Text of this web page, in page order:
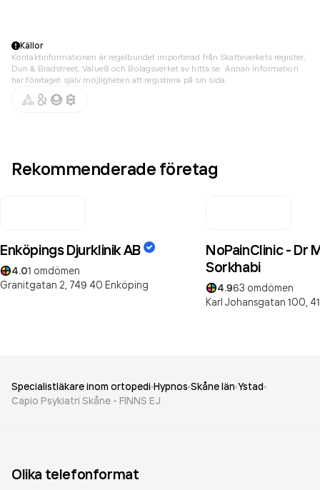
Källor
Kontaktinformationen är regelbundet importerad från Skatteverkets register,
Dun & Bradstreet, Value8 och Bolagsverket av hitta.se. Annan information
har företaget själv möjligheten att registrera på sin sida.
Rekommenderade företag
Enköpings Djurklinik AB
4.01 omdömen
Granitgatan 2, 749 40 Enköping
NoPainClinic - Dr
Sorkhabi
4.963 omdömen
Karl Johansgatan 100,
Specialistläkare inom ortopedi Hypnos Skåne län Ystad
Capio Psykiatri Skåne - FINNS EJ
Olika telefonformat